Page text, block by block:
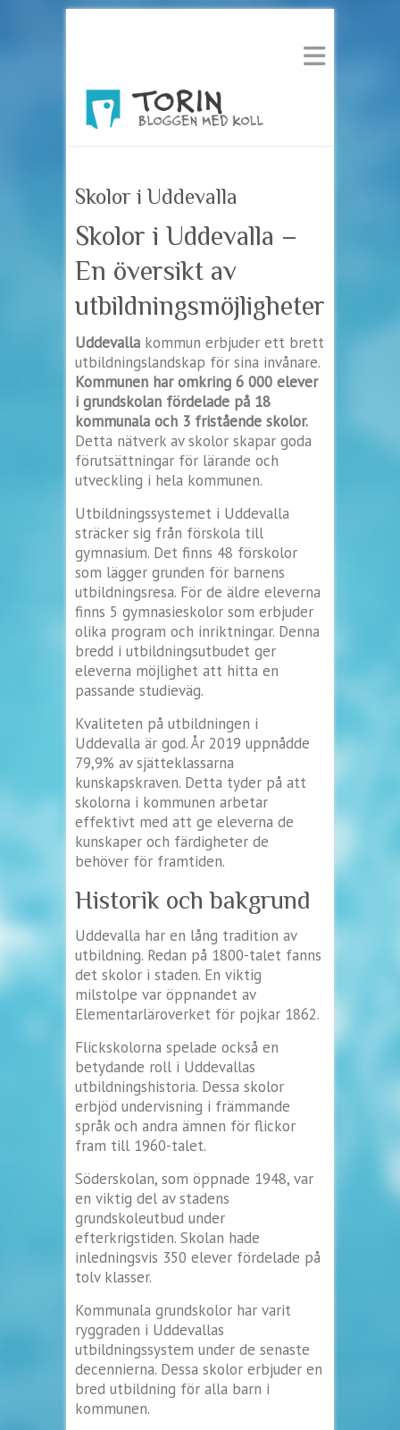
Skolor i Uddevalla
Skolor i Uddevalla –
En översikt av
utbildningsmöjligheter
Uddevalla kommun erbjuder ett brett
utbildningslandskap för sina invånare.
Kommunen har omkring 6 000 elever
i grundskolan fördelade på 18
kommunala och 3 fristående skolor.
Detta nätverk av skolor skapar goda
förutsättningar för lärande och
utveckling i hela kommunen.
Utbildningssystemet i Uddevalla
sträcker sig från förskola till
gymnasium. Det finns 48 förskolor
som lägger grunden för barnens
utbildningsresa. För de äldre eleverna
finns 5 gymnasieskolor som erbjuder
olika program och inriktningar. Denna
bredd i utbildningsutbudet ger
eleverna möjlighet att hitta en
passande studieväg.
Kvaliteten på utbildningen i
Uddevalla är god. År 2019 uppnådde
79,9% av sjätteklassarna
kunskapskraven. Detta tyder på att
skolorna i kommunen arbetar
effektivt med att ge eleverna de
kunskaper och färdigheter de
behöver för framtiden.
Historik och bakgrund
Uddevalla har en lång tradition av
utbildning. Redan på 1800-talet fanns
det skolor i staden. En viktig
milstolpe var öppnandet av
Elementarläroverket för pojkar 1862.
Flickskolorna spelade också en
betydande roll i Uddevallas
utbildningshistoria. Dessa skolor
erbjöd undervisning i främmande
språk och andra ämnen för flickor
fram till 1960-talet.
Söderskolan, som öppnade 1948, var
en viktig del av stadens
grundskoleutbud under
efterkrigstiden. Skolan hade
inledningsvis 350 elever fördelade på
tolv klasser.
Kommunala grundskolor har varit
ryggraden i Uddevallas
utbildningssystem under de senaste
decennierna. Dessa skolor erbjuder en
bred utbildning för alla barn i
kommunen.